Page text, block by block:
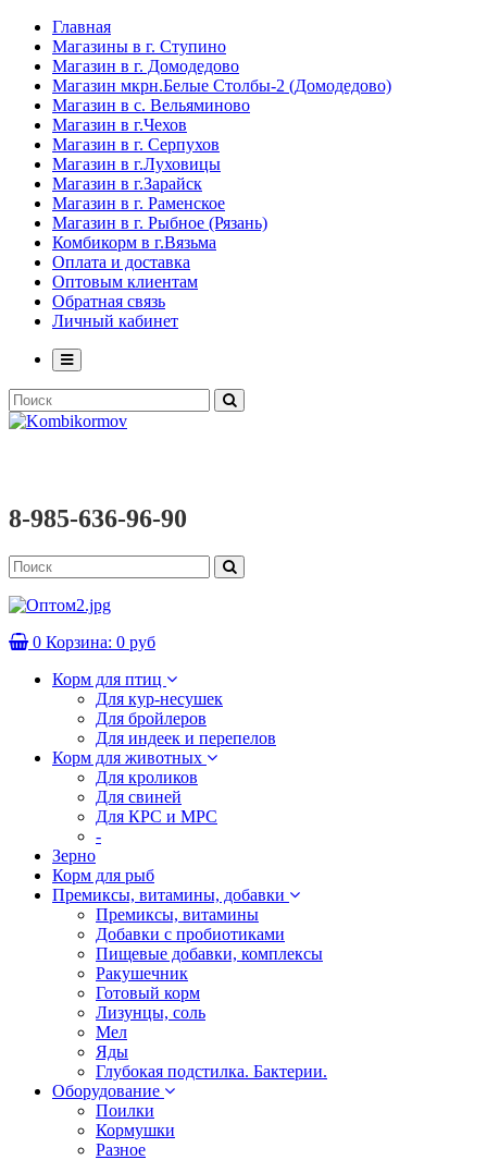
Главная
Магазины в г. Ступино
Магазин в г. Домодедово
Магазин мкрн.Белые Столбы-2 (Домодедово)
Магазин в с. Вельяминово
Магазин в г.Чехов
Магазин в г. Серпухов
Магазин в г.Луховицы
Магазин в г.Зарайск
Магазин в г. Раменское
Магазин в г. Рыбное (Рязань)
Комбикорм в г.Вязьма
Оплата и доставка
Оптовым клиентам
Обратная связь
Личный кабинет
8-985-636-96-90
0 Корзина: 0 руб
Корм для птиц
Для кур-несушек
Для бройлеров
Для индеек и перепелов
Корм для животных
Для кроликов
Для свиней
Для КРС и МРС
-
Зерно
Корм для рыб
Премиксы, витамины, добавки
Премиксы, витамины
Добавки с пробиотиками
Пищевые добавки, комплексы
Ракушечник
Готовый корм
Лизунцы, соль
Мел
Яды
Глубокая подстилка. Бактерии.
Оборудование
Поилки
Кормушки
Разное